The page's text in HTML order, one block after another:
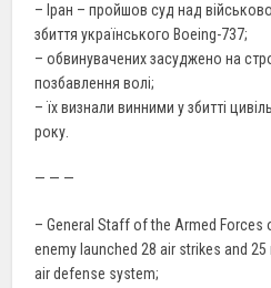
– Іран – пройшов суд над
збиття українського Boeing-737;
– обвинувачених засуджено на
позбавлення волі;
– їх визнали винними у збитті
року.
— — —
– General Staff of the Armed Forces
enemy launched 28 air strikes and
air defense system;